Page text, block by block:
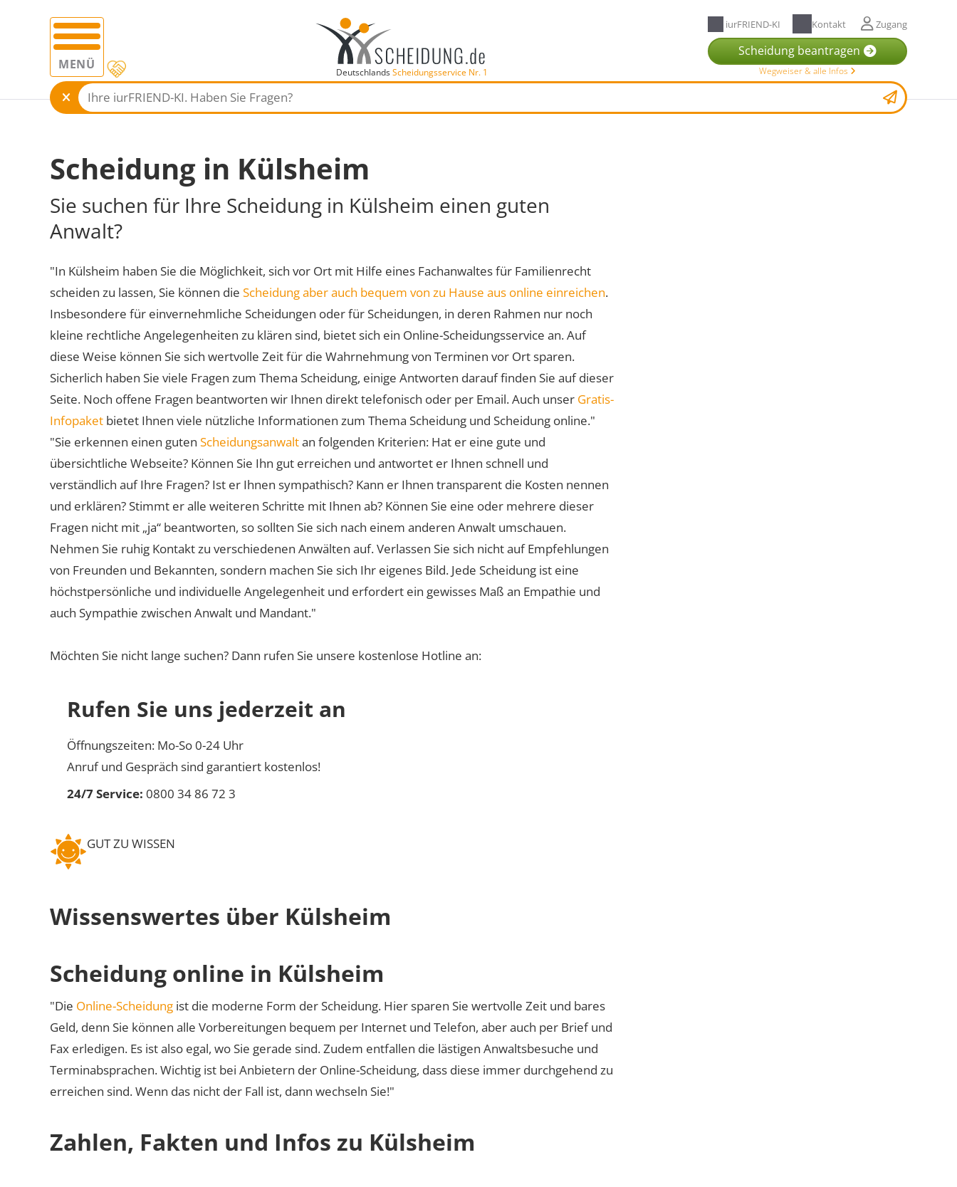
MENÜ DeutschlandsScheidungsservice Nr. 1
iurFRIEND-KI Kontakt Zugang
Scheidung beantragen
Wegweiser & alle Infos
Scheidung in Külsheim
Sie suchen für Ihre Scheidung in Külsheim einen guten
Anwalt?
"In Külsheim haben Sie die Möglichkeit, sich vor Ort mit Hilfe eines Fachanwaltes für Familienrecht
scheiden zu lassen, Sie können die Scheidung aber auch bequem von zu Hause aus online einreichen.
Insbesondere für einvernehmliche Scheidungen oder für Scheidungen, in deren Rahmen nur noch
kleine rechtliche Angelegenheiten zu klären sind, bietet sich ein Online-Scheidungsservice an. Auf
diese Weise können Sie sich wertvolle Zeit für die Wahrnehmung von Terminen vor Ort sparen.
Sicherlich haben Sie viele Fragen zum Thema Scheidung, einige Antworten darauf finden Sie auf dieser
Seite. Noch offene Fragen beantworten wir Ihnen direkt telefonisch oder per Email. Auch unser Gratis-
Infopaket bietet Ihnen viele nützliche Informationen zum Thema Scheidung und Scheidung online."
"Sie erkennen einen guten Scheidungsanwaltan folgenden Kriterien: Hat er eine gute und
übersichtliche Webseite? Können Sie Ihn gut erreichen und antwortet er Ihnen schnell und
verständlich auf Ihre Fragen? Ist er Ihnen sympathisch? Kann er Ihnen transparent die Kosten nennen
und erklären? Stimmt er alle weiteren Schritte mit Ihnen ab? Können Sie eine oder mehrere dieser
Fragen nicht mit „ja“ beantworten, so sollten Sie sich nach einem anderen Anwalt umschauen.
Nehmen Sie ruhig Kontakt zu verschiedenen Anwälten auf. Verlassen Sie sich nicht auf Empfehlungen
von Freunden und Bekannten, sondern machen Sie sich Ihr eigenes Bild. Jede Scheidung ist eine
höchstpersönliche und individuelle Angelegenheit und erfordert ein gewisses Maß an Empathie und
auch Sympathie zwischen Anwalt und Mandant."
Möchten Sie nicht lange suchen? Dann rufen Sie unsere kostenlose Hotline an:
Rufen Sie uns jederzeit an
Öffnungszeiten: Mo-So 0-24 Uhr
Anruf und Gespräch sind garantiert kostenlos!
24/7 Service: 0800 34 86 72 3
GUT ZU WISSEN
Wissenswertes über Külsheim
Scheidung online in Külsheim
"Die Online-Scheidung ist die moderne Form der Scheidung. Hier sparen Sie wertvolle Zeit und bares
Geld, denn Sie können alle Vorbereitungen bequem per Internet und Telefon, aber auch per Brief und
Fax erledigen. Es ist also egal, wo Sie gerade sind. Zudem entfallen die lästigen Anwaltsbesuche und
Terminabsprachen. Wichtig ist bei Anbietern der Online-Scheidung, dass diese immer durchgehend zu
erreichen sind. Wenn das nicht der Fall ist, dann wechseln Sie!"
Zahlen, Fakten und Infos zu Külsheim